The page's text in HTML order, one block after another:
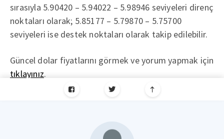
sırasıyla 5.90420 – 5.94022 – 5.98946 seviyeleri direnç
noktaları olarak; 5.85177 – 5.79870 – 5.75700
seviyeleri ise destek noktaları olarak takip edilebilir.
Güncel dolar fiyatlarını görmek ve yorum yapmak için
tıklayınız.